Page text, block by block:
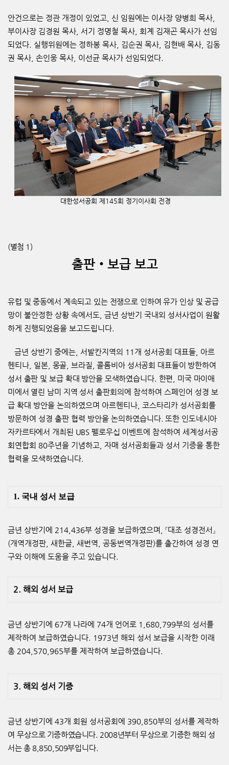
안건으로는 정관 개정이 있었고 신 임원에는 이사장 양병희 목사
부이사장 김경원 목사
서기 정명철 목사
회계 김재곤 목사가 선임
되었다
실행위원에는 정하봉 목사 김순권 목사 김현배 목사
김동
권 목사 손인웅 목사 이선균 목사가 선임되었다
대한성서공회 제 145회 정기이사회 전경
(별첨 1)
출판‧ 보급 보고
유럽 및 중동에서 계속되고 있는 전쟁으로 인하여 유가 인상 및 공급
망이 불안정한 상황 속에서도, 금년 상반기 국내외 성서사업이 원활
하게 진행되었음을 보고드립니다.
금년 상반기 중에는 서발칸지역의 11 개 성서공회 대표들
아르
헨티나
일본, 몽골 ,브라질 ,콜롬비아 성서공회 대표들이 방한하여
성서 출판 및 보급 확대 방안을 모색하였습니다. 한편
미국 마이애
미에서 열린 남미 지역 성서 출판회의에 참석하여 스페인어 성경 보
급 확대 방안을 논의하였으며 아르헨티나 코스타리카 성서공회를
방문하여 성경 출판 협력 방안을 논의하였습니다.또한 인도네시아
자카르타에서 개최된 UBS펠로우십 이벤트에 참석하여 세계성서공
회연합회 80주년을 기념하고 자매 성서공회들과 성서 기증을 통한
협력을 모색하였습니다.
1. 국내 성서 보급
금년 상반기에 214,436부 성경을 보급하였으며 『대조 성경전서 』
(개역개정판 새한글 새번역 공동번역개정판)를 출간하여 성경 연
구와 이해에 도움을 주고 있습니다.
2. 해외 성서 보급
금년 상반기에 67개 나라에 74개 언어로 1,680,799부의 성서를
제작하여 보급하였습니다. 1973년 해외 성서 보급을 시작한 이래
총 204,570,965부를 제작하여 보급하였습니다.
3. 해외 성서 기증
금년 상반기에 43개 회원 성서공회에 390,850부의 성서를 제작하
여 무상으로 기증하였습니다. 2008년부터 무상으로 기증한 해외 성
서는 총 8,850,509부입니다.